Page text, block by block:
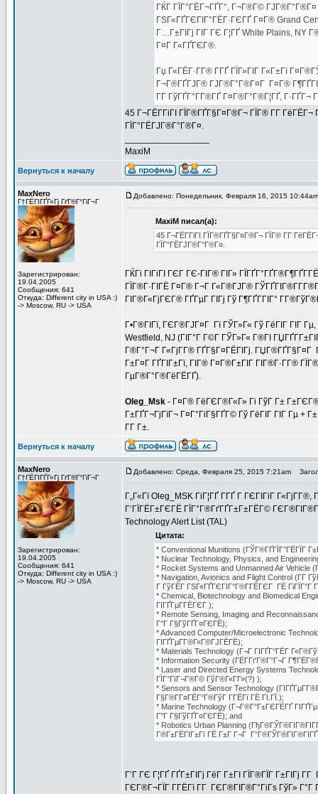
ГЌГ ГЇГ°ГЁГ¬ГҐГ°, Г¬Г®Г©
ГЅГ«ГҐГЄГІГ°ГЁГ·ГЄГҐ Г¤Г® Grand
Г…Г±ГІГј ГІГ ГЄ Г¦ГҐ White Plains, NY
Г¤Г Г«ГҐГЄГ®.
Гџ Г«ГЁГ·Г­Г® Г­ГҐ ГЇГ»ГІГ Г«Г±Гї
Г¬Г®ГҐГЈГ® ГЈГ®Г°Г®Г¤Г Г¤Г®
Г­Г ГўГҐГ°Г­Г®ГҐ Г¤Г®Г°Г®Г¦ГҐ,
45 Г¬ГЁГ­ГіГІ ГЇГ®ГҐГ§Г¤Г®Г¬ ГЇГ® Г­Г
ГЇГ°ГЁГЈГ®Г°Г®Г¤.
MaxiM
Вернуться к началу
MaxNero
Г†ГЁГІГҐГ«Гј ГґГ®Г°ГіГ¬Г
Зарегистрирован:
19.04.2005
Сообщения: 641
Откуда: Different city in USA :)
-> Moscow, RU -> USA
Добавлено: Понедельник, Февраля 16, 2015 10:44am
MaxiM писал(а):
45 Г¬ГЁГ­ГіГІ ГЇГ®ГҐГ§Г¤Г®Г¬ ГЇГ® Г­Г
ГЇГ°ГЁГЈГ®Г°Г®Г¤.
ГЌГі ГІГіГІ ГЄГ ГЄ-ГІГ® ГІГ»
ГЇГ®Г·ГІГЁ Г¤Г® Г¬Г Г«Г®ГЈГ®
ГІГ®Г«ГјГЄГ® ГҐГµГ ГІГј Гў Г¶ГҐГ­ГІГ°
Г•Г®ГІГї, ГЄГ®ГЈГ¤Г Гї ГЎГ»Г« Гў ГёГІГ ГІГ
Westfield, NJ (ГІГ°Г Г©Г­ ГЎГ»Г« Г®ГІ
Г®Г°Г¬Г Г«ГјГ­Г® ГҐГ§Г¤ГЁГІГј. ГЏГ®ГҐГ§Г¤Г
Г±Г¤Г ГҐГІГ±Гї, ГІГ® Г¤Г®Г±ГІГ ГІГ®Г·Г­Г®
ГµГ®Г°Г®ГёГЁГҐ).
Oleg_Msk - Г¤Г® ГёГЄГ®Г«Г» Гі ГўГ Г±
Г±ГҐГ¬ГјГїГ¬ Г¤Г°ГіГ§ГҐГ© Гў ГёГІГ ГІГ Гµ +
Г­Г Г±.
Вернуться к началу
MaxNero
Г†ГЁГІГҐГ«Гј ГґГ®Г°ГіГ¬Г
Зарегистрирован:
19.04.2005
Сообщения: 641
Откуда: Different city in USA :)
-> Moscow, RU -> USA
Добавлено: Среда, Февраля 25, 2015 7:21am
Г„Г«Гї Oleg_MSK ГіГ¦ГҐ Г­ГҐ Г ГЄГІГіГ
Г‘ГЇГЁГ±ГЄГЁ ГЇГ°Г®ГґГҐГ±Г±ГЁГ©
Technology Alert List (TAL)
Цитата:
* Conventional Munitions (ГЎГ®ГҐГЇГ°ГЁГЇГ
* Nuclear Technology, Physics, and
* Rocket Systems and Unmanned Air Vehicle
* Navigation, Avionics and Flight Control (Г­Г
Г ГўГЁГ ГЅГ«ГҐГЄГІГ°Г®Г­ГЁГЄГ ГЁ ГіГЇГ°Г
* Chemical, Biotechnology and Biomedical
ГІГҐГµГ­ГЁГЄГ );
* Remote Sensing, Imaging and
Г°Г Г§ГўГҐГ¤ГЄГЁ);
* Advanced Computer/Microelectronic
ГІГҐГµГ­Г®Г«Г®ГЈГЁГЁ);
* Materials Technology (Г¬Г ГІГҐГ°ГЁГ
* Information Security (ГЁГ­ГґГ®Г°Г¬Г
* Laser and Directed Energy Systems
ГЇГ°ГїГ¬Г®Г© ГўГ®Г«Г­Г»(?) );
* Sensors and Sensor Technology
Г§Г®Г­Г¤ГЁГ°Г®ГўГ Г­ГЁГї ГЁ ГІ.ГЇ.);
* Marine Technology (Г¬Г®Г°Г±ГЄГЁГҐ
Г°Г Г§ГўГҐГ¤ГЄГЁ); and
* Robotics Urban Planning
Г®Г±ГЁГІГ±Гї ГЁ Г±Г Г¬Г
Г’Г ГЄ Г¦ГҐ ГҐГ±ГІГј ГёГ Г±ГІ ГЇГ®ГЇГ Г±ГІГј
ГЄГ®Г¬ГЇГ Г­ГЁГї Г­Г ГЄГ®ГІГ®Г°ГіГѕ ГўГ» Г°Г